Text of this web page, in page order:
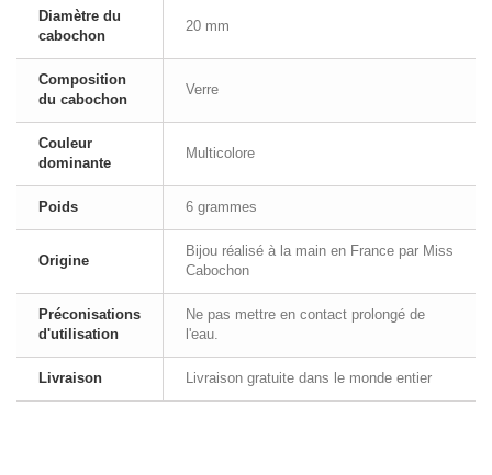
Diamètre du
cabochon
20 mm
Composition
du cabochon
Verre
Couleur
dominante
Multicolore
Poids 6 grammes
Origine
Bijou réalisé à la main en France par Miss
Cabochon
Préconisations
d'utilisation
Ne pas mettre en contact prolongé de
l'eau.
Livraison Livraison gratuite dans le monde entier